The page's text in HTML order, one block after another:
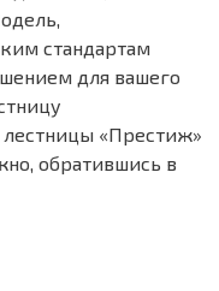
стандартам
для вашего
«Престиж»
обратившись в